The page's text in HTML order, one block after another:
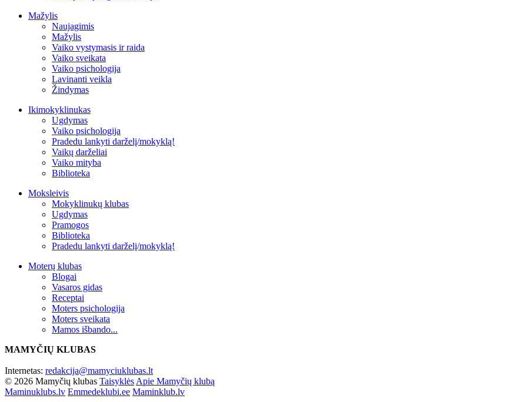
Mažylis
Naujagimis
Mažylis
Vaiko vystymasis ir raida
Vaiko sveikata
Vaiko psichologija
Lavinanti veikla
Žindymas
Ikimokyklinukas
Ugdymas
Vaiko psichologija
Pradedu lankyti darželį/mokyklą!
Vaikų darželiai
Vaiko mityba
Biblioteka
Moksleivis
Mokyklinukų klubas
Ugdymas
Pramogos
Biblioteka
Pradedu lankyti darželį/mokyklą!
Moterų klubas
Blogai
Vasaros gidas
Receptai
Moters psichologija
Moters sveikata
Mamos išbando...
MAMYČIŲ KLUBAS
Internetas: redakcija@mamyciuklubas.lt
© 2026 Mamyčių klubas Taisyklės Apie Mamyčių klubą
Maminuklubs.lv Emmedeklubi.ee Maminklub.lv